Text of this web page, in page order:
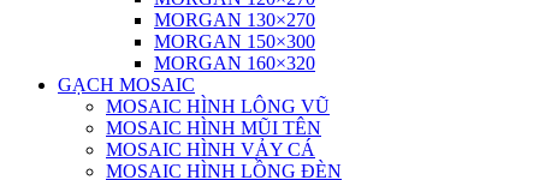
MORGAN 130×270
MORGAN 150×300
MORGAN 160×320
GẠCH MOSAIC
MOSAIC HÌNH LÔNG VŨ
MOSAIC HÌNH MŨI TÊN
MOSAIC HÌNH VẢY CÁ
MOSAIC HÌNH LỒNG ĐÈN